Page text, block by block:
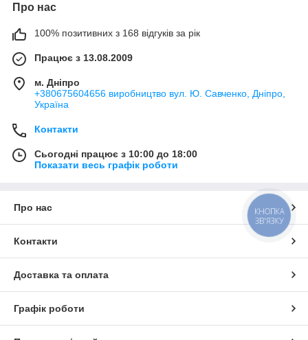
Про нас
100% позитивних з 168 відгуків за рік
Працює з 13.08.2009
м. Дніпро
+380675604656 виробництво вул. Ю. Савченко, Дніпро,
Україна
Контакти
Сьогодні працює з 10:00 до 18:00
Показати весь графік роботи
Про нас
Контакти
Доставка та оплата
Графік роботи
КНОПКА
ЗВ'ЯЗКУ